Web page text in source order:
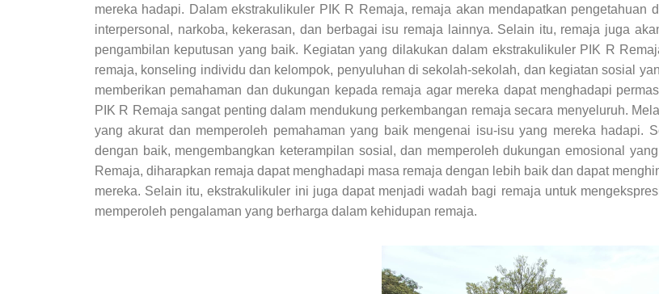
mereka hadapi. Dalam ekstrakulikuler PIK R Remaja, remaja akan mendapatkan pengetahuan
interpersonal, narkoba, kekerasan, dan berbagai isu remaja lainnya. Selain itu, remaja juga
pengambilan keputusan yang baik. Kegiatan yang dilakukan dalam ekstrakulikuler PIK R
remaja, konseling individu dan kelompok, penyuluhan di sekolah-sekolah, dan kegiatan sosial
memberikan pemahaman dan dukungan kepada remaja agar mereka dapat menghadapi
PIK R Remaja sangat penting dalam mendukung perkembangan remaja secara menyeluruh.
yang akurat dan memperoleh pemahaman yang baik mengenai isu-isu yang mereka hadapi.
dengan baik, mengembangkan keterampilan sosial, dan memperoleh dukungan emosional
Remaja, diharapkan remaja dapat menghadapi masa remaja dengan lebih baik dan dapat
mereka. Selain itu, ekstrakulikuler ini juga dapat menjadi wadah bagi remaja untuk
memperoleh pengalaman yang berharga dalam kehidupan remaja.